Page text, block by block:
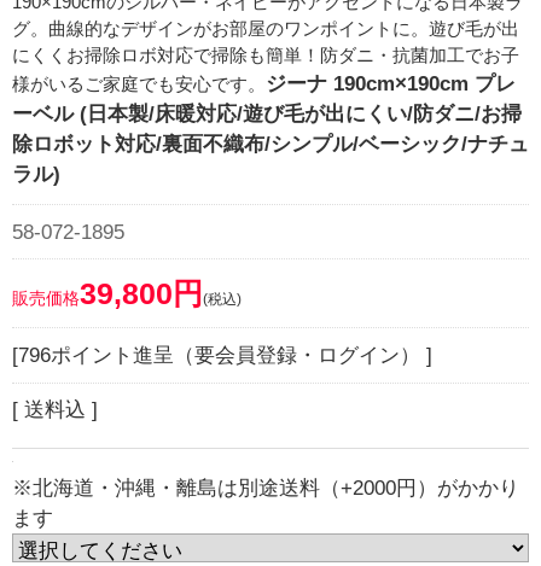
グ。曲線的なデザインがお部屋のワンポイントに。遊び毛が出
にくくお掃除ロボ対応で掃除も簡単！防ダニ・抗菌加工でお子
様がいるご家庭でも安心です。 ジーナ 190cm×190cm プレ
ーベル (日本製/床暖対応/遊び毛が出にくい/防ダニ/お掃
除ロボット対応/裏面不織布/シンプル/ベーシック/ナチュ
ラル)
58-072-1895
販売価格39,800円 (税込)
[796ポイント進呈（要会員登録・ログイン） ]
[ 送料込 ]
※北海道・沖縄・離島は別途送料（+2000円）がかかり
ます